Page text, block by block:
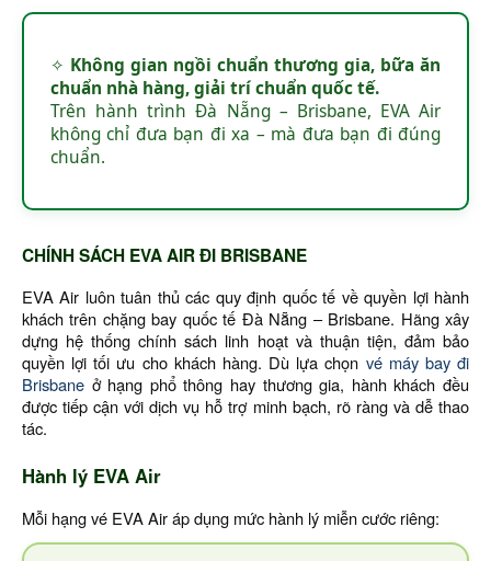
✧ Không gian ngồi chuẩn thương gia, bữa ăn
chuẩn nhà hàng, giải trí chuẩn quốc tế.
Trên hành trình Đà Nẵng – Brisbane, EVA Air
không chỉ đưa bạn đi xa – mà đưa bạn đi đúng
chuẩn.
CHÍNH SÁCH EVA AIR ĐI BRISBANE
EVA Air luôn tuân thủ các quy định quốc tế về quyền lợi hành
khách trên chặng bay quốc tế Đà Nẵng – Brisbane. Hãng xây
dựng hệ thống chính sách linh hoạt và thuận tiện, đảm bảo
quyền lợi tối ưu cho khách hàng. Dù lựa chọn vé máy bay đi
Brisbane ở hạng phổ thông hay thương gia, hành khách đều
được tiếp cận với dịch vụ hỗ trợ minh bạch, rõ ràng và dễ thao
tác.
Hành lý EVA Air
Mỗi hạng vé EVA Air áp dụng mức hành lý miễn cước riêng: